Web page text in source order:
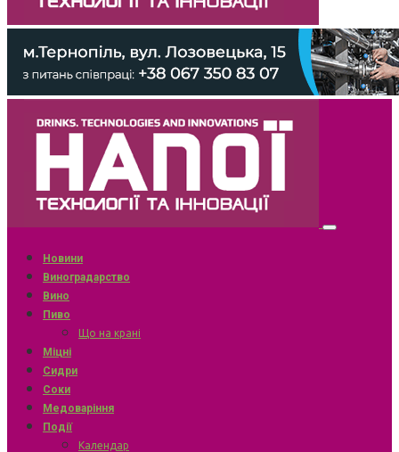
Новини
Виноградарство
Вино
Пиво
Що на крані
Міцні
Сидри
Соки
Медоваріння
Події
Календар